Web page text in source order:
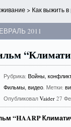
> Как выжить
2011
Рубрика:Войны,
Фильмы, видео. Метки:
ОпубликовалVaider 27
“HAARP